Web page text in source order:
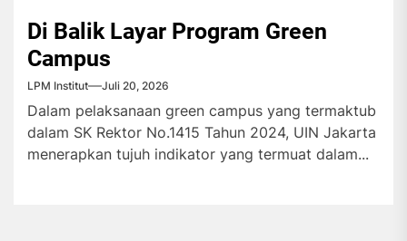
Di Balik Layar Program Green
Campus
LPM Institut Juli 20, 2026
Dalam pelaksanaan green campus yang termaktub
dalam SK Rektor No.1415 Tahun 2024, UIN Jakarta
menerapkan tujuh indikator yang termuat dalam...